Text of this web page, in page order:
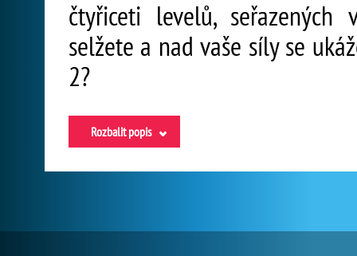
čtyřiceti levelů,
selžete a nad vaše síly se
2?
Rozbalit popis